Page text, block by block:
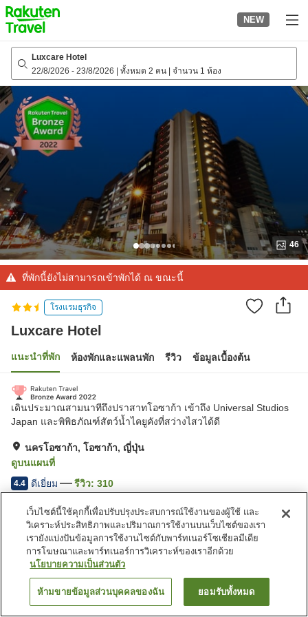
to
top
page
NEW
Luxcare Hotel
22/8/2026 - 23/8/2026 ทั้งหมด 2 คน จำนวน 1 ห้อง
46
ที่พักนี้ยังไม่สามารถเข้าพักได้ ณ ขณะนี้
โรงแรมธุรกิจ
Luxcare Hotel
แนะนำที่พัก ห้องพักและแพลนพัก รีวิว ข้อมูลเบื้องต้น
เดินประมาณสามนาทีถึงปราสาทโอซาก้า เข้าถึง Universal Studios
Japan และพิพิธภัณฑ์สัตว์น้ำไคยูคังที่สว่างไสวได้ดี
นครโอซาก้า, โอซาก้า, ญี่ปุ่น
ดูบนแผนที่
4.4 ดีเยี่ยม รีวิว: 310
สิ่งอำนวยความสะดวกในที่พัก
ร้านอาหาร
เลานจ์
ครัวส่วนกลาง
บริการซักผ้า (มีค่าบริการ)
หน้าแรก ญี่ปุ่น โอซาก้า นครโอซาก้า Luxcare Hotel
ค้นหาห้องพัก
เว็บไซต์นี้ใช้คุกกี้เพื่อปรับปรุงประสบการณ์ใช้งานของผู้ใช้ และ
วิเคราะห์ประสิทธิภาพและปริมาณการใช้งานบนเว็บไซต์ของเรา
เรายังแบ่งปันข้อมูลการใช้งานไซต์กับพาร์ทเนอร์โซเชียลมีเดีย
การโฆษณาและพาร์ทเนอร์การวิเคราะห์ของเราอีกด้วย
นโยบายความเป็นส่วนตัว
ห้ามขายข้อมูลส่วนบุคคลของฉัน ยอมรับทั้งหมด